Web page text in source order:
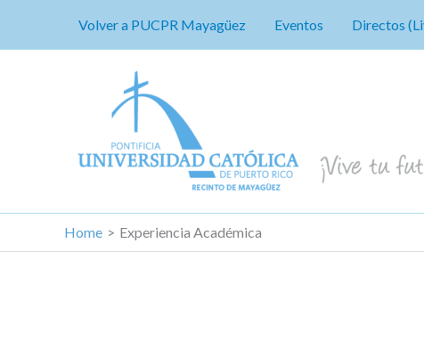
Volver a PUCPR Mayagüez Eventos Directos
Home Experiencia Académica